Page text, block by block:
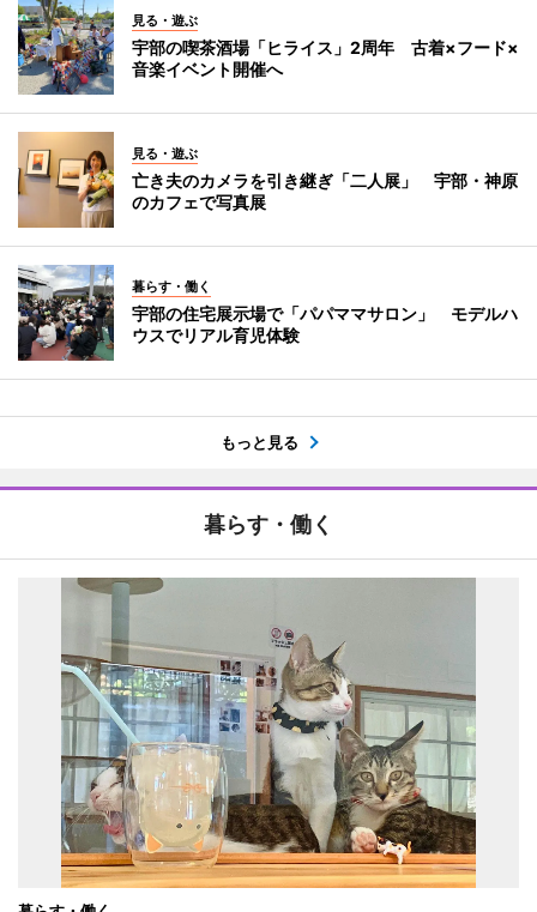
見る・遊ぶ
宇部の喫茶酒場「ヒライス」2周年 古着×フード×
音楽イベント開催へ
見る・遊ぶ
亡き夫のカメラを引き継ぎ「二人展」 宇部・神原
のカフェで写真展
暮らす・働く
宇部の住宅展示場で「パパママサロン」 モデルハ
ウスでリアル育児体験
もっと見る
暮らす・働く